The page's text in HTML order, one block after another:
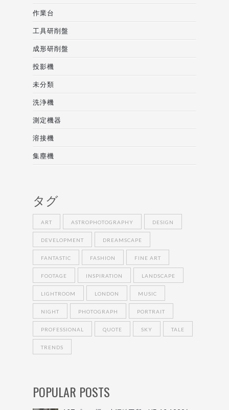
作業台
工具研削盤
成形研削盤
投影機
未分類
洗浄機
測定機器
溶接機
集塵機
タグ
ART ASTROPHOTOGRAPHY DESIGN
DEVELOPMENT DREAMSCAPE
FANTASTIC FASHION FINE ART
FOOTAGE INSPIRATION LANDSCAPE
LIGHTROOM LONDON MUSIC
NIGHT PHOTOGRAPH PORTRAIT
PROFESSIONAL QUOTE SKY TALE
TRENDS
POPULAR POSTS